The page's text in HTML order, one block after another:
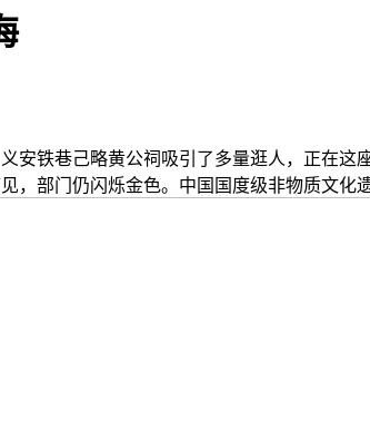
铁巷己略黄公祠吸引了多量逛人，正在这
部门仍闪烁金色。中国国度级非物质文化